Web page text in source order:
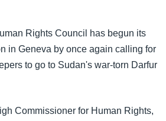
လွန်
အလက်များ
Rights Council has begun its
in Geneva by once again calling for
to go to Sudan's war-torn Darfur
Commissioner for Human Rights,